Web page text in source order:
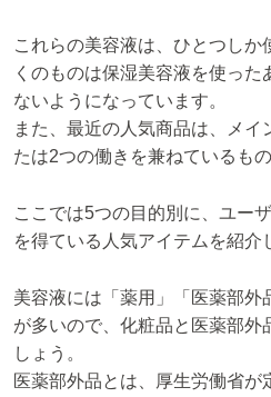
これらの美容液は、ひとつしか
くのものは保湿美容液を使っ
ないようになっています。
また、最近の人気商品は、メイ
たは2つの働きを兼ねているも
ここでは5つの目的別に、ユー
を得ている人気アイテムを紹介
美容液には「薬用」「医薬部外
が多いので、化粧品と医薬部外
しょう。
医薬部外品とは、厚生労働省